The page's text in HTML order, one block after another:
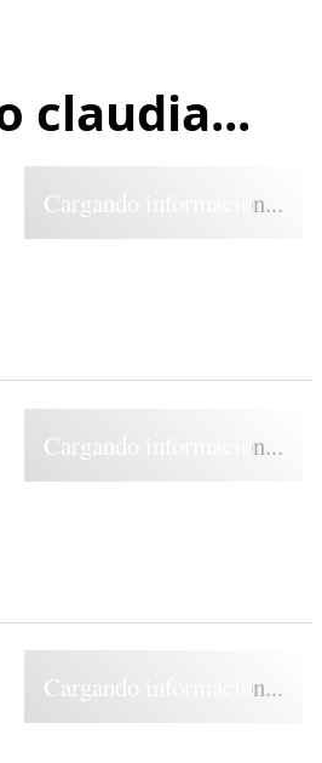
claudia...
Cargando información...
Cargando información...
Cargando información...